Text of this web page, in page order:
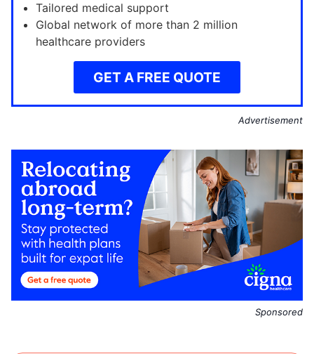
Tailored medical support
Global network of more than 2 million
healthcare providers
GET A FREE QUOTE
Advertisement
Sponsored